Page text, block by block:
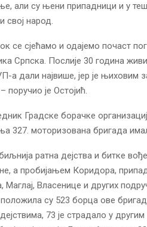
али су њени припадници и у
свој народ.
се сјећамо и одајемо почаст
Српска. Послије 30 година
а дали највише, јер је њиховим
поручио је Остојић.
Градске борачке
327. моторизована бригада
ратна дејства и битке
а пробијањем Коридора,
Маглај, Власенице и других
су 523 борца ове
73 је страдало у